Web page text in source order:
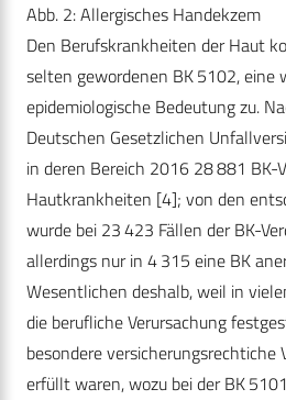
Abb. 2: Allergisches Handekzem
Den Berufskrankheiten der Haut
selten gewordenen BK 5102, eine
epidemiologische Bedeutung zu.
Deutschen Gesetzlichen
in deren Bereich 2016 28 881 BK-
Hautkrankheiten [4]; von den
wurde bei 23 423 Fällen der BK-
allerdings nur in 4 315 eine BK
Wesentlichen deshalb, weil in
die berufliche Verursachung
besondere versicherungsrechtiche
erfüllt waren, wozu bei der BK